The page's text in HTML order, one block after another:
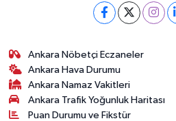
Ankara Nöbetçi Eczaneler
Ankara Hava Durumu
Ankara Namaz Vakitleri
Ankara Trafik Yoğunluk Haritası
Puan Durumu ve Fikstür